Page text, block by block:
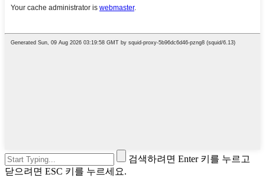
검색하려면 Enter 키를 누르고
닫으려면 ESC 키를 누르세요.